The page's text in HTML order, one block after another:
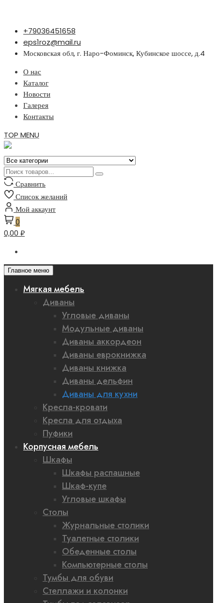
Перейти
содержимому
+79036451658
eps1roz@mail.ru
Московская обл, г. Наро-Фоминск, Кубинское шоссе, д.4
О нас
Каталог
Новости
Галерея
Контакты
TOP MENU
Сравнить
Список желаний
Мой аккаунт
0
0,00 ₽
Главное меню
Мягкая мебель
Диваны
Угловые диваны
Модульные диваны
Диваны аккордеон
Диваны еврокнижка
Диваны книжка
Диваны дельфин
Диваны для кухни
Кресла-кровати
Кресла для отдыха
Пуфики
Корпусная мебель
Шкафы
Шкафы распашные
Шкаф-купе
Угловые шкафы
Столы
Журнальные столики
Туалетные столики
Обеденные столы
Компьютерные столы
Тумбы для обуви
Стеллажи и колонки